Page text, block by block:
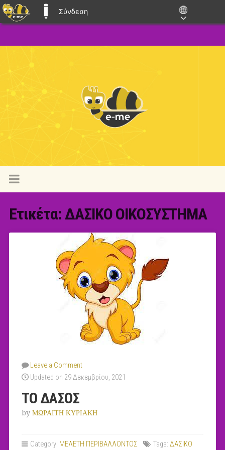
E-ME BLOGS
Σύνδεση
Ετικέτα:ΔΑΣΙΚΟ ΟΙΚΟΣΥΣΤΗΜΑ
Leave a Comment
Updated on 29 Δεκεμβρίου, 2021
ΤΟ ΔΑΣΟΣ
by ΜΩΡΑΙΤΗ ΚΥΡΙΑΚΗ
Category: MEΛΕΤΗ ΠΕΡΙΒΑΛΛΟΝΤΟΣ Tags: ΔΑΣΙΚΟ